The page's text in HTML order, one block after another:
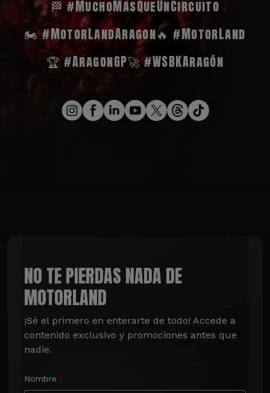
🏁 #MuchoMasQueUnCircuito
🏍️ #MotorLandAragon🔥 #MotorLand
🏆 #AragonGP🚀 #WSBKAragón
NO TE PIERDAS NADA DE
MOTORLAND
¡Sé el primero en enterarte de todo! Accede a
contenido exclusivo y promociones antes que
nadie.
Nombre